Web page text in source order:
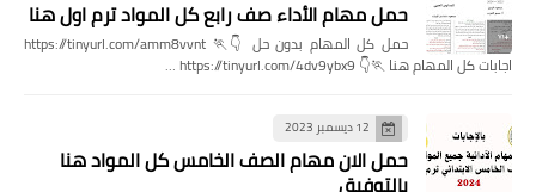
حمل مهام الأداء صف رابع كل المواد ترم اول هنا
حمل كل المهام بدون حل 👇🏃 https://tinyurl.com/amm8vvnt
اجابات كل المهام هنا 🏃👇 https://tinyurl.com/4dv9ybx9 …
12 ديسمبر 2023
حمل الان مهام الصف الخامس كل المواد هنا
بالتوفيق